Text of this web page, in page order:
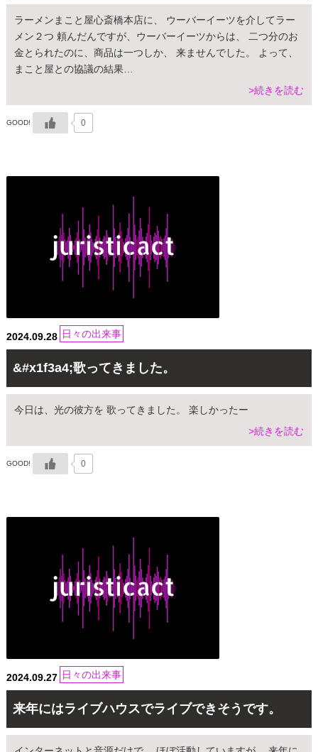
ラーメンまこと屋心斎橋本店に、 ウーバーイーツを介してラー
メン２つ 頼んだんですが、ウーバーイーツからは、 二つ分のお
金とられたのに、商品は一つしか、 来ませんでした。 よって、
まこと屋との協議の結果…
>続きを読む
GOOD! 0
2024.09.28 日々の出来事
&#x1f3a4;歌ってきました。
今日は、光の彼方を 歌ってきました。 楽しかったー
>続きを読む
GOOD! 0
2024.09.27 日々の出来事
来年にはライブハウスでライブできそうです。